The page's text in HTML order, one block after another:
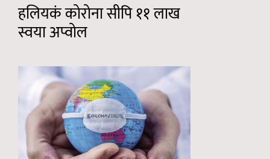
हलियकं कोरोना सीपि ११ लाख
स्वया अप्वोल